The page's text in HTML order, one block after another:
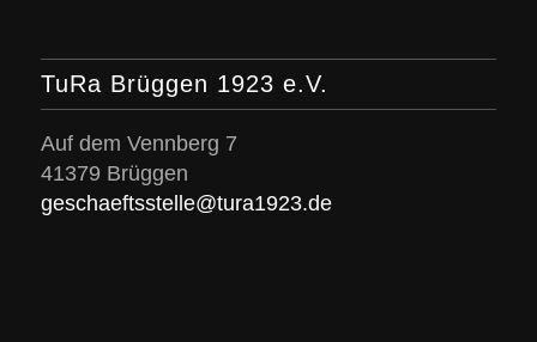
TuRa Brüggen 1923 e.V.
Auf dem Vennberg 7
41379 Brüggen
geschaeftsstelle@tura1923.de